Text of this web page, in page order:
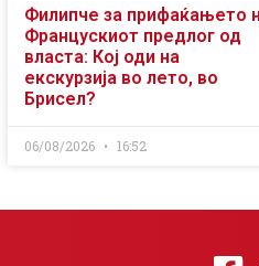
Филипче за прифаќањето
Францускиот предлог од
власта: Кој оди на
екскурзија во лето, во
Брисел?
06/08/2026 16:52